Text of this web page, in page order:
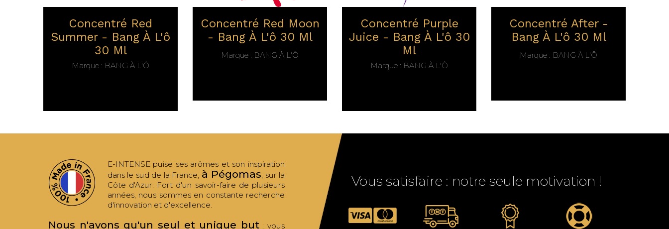
Concentré Red
Summer - Bang À L'ô
30 Ml
Marque : BANG À L'Ô
Concentré Red Moon
- Bang À L'ô 30 Ml
Marque : BANG À L'Ô
Concentré Purple
Juice - Bang À L'ô 30
Ml
Marque : BANG À L'Ô
Concentré After -
Bang À L'ô 30 Ml
Marque : BANG À L'Ô
E-INTENSE puise ses arômes et son inspiration
dans le sud de la France, à Pégomas, sur la
Côte d'Azur. Fort d'un savoir-faire de plusieurs
années, nous sommes en constante recherche
d'innovation et d'excellence.
Nous n'avons qu'un seul et unique but: vous
Vous satisfaire : notre seule motivation !